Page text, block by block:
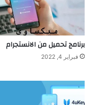
برنامج تحميل من الانستجرام
فبراير 4, 2022